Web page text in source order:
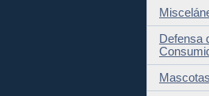
Defensa
Mascotas